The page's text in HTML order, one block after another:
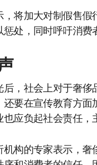
，将加大对制假售
惩处，同时呼吁消费
后，社会上对于奢
还要在宣传教育方
应负起社会责任，
机构的专家表示，